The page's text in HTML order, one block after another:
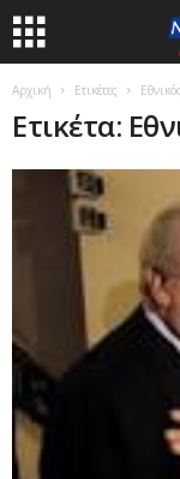
Αρχική Ετικέτες
Ετικέτα: